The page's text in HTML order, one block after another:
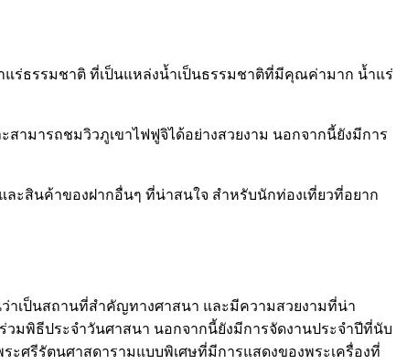
แร่ธรรมชาติ ที่เป็นแหล่งน้ำเป็นธรรมชาติที่มีคุณค่ามาก น้ำแร่
ะสามารถชมวิวภูเขาไฟฟูจิได้อย่างสวยงาม นอกจากนี้ยังมีการ
สินค้าของฝากอื่นๆ ที่น่าสนใจ สำหรับนักท่องเที่ยวที่อยาก
าเป็นสถานที่สำคัญทางศาสนา และมีความสวยงามที่น่า
วมพิธีประจำวันศาสนา นอกจากนี้ยังมีการจัดงานประจำปีที่นับ
ะศรีรัตนศาสดารามแบบพิเศษที่มีการแสดงของพระเครื่องที่